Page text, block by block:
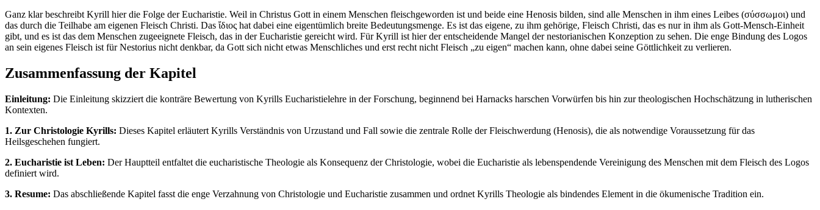
Ganz klar beschreibt Kyrill hier die Folge der Eucharistie. Weil in Christus Gott in einem Menschen fleischgeworden ist und beide eine Henosis bilden, sind alle Menschen in ihm eines Leibes (σύσσωμοι) und
das durch die Teilhabe am eigenen Fleisch Christi. Das ἴδιος hat dabei eine eigentümlich breite Bedeutungsmenge. Es ist das eigene, zu ihm gehörige, Fleisch Christi, das es nur in ihm als Gott-Mensch-Einheit
gibt, und es ist das dem Menschen zugeeignete Fleisch, das in der Eucharistie gereicht wird. Für Kyrill ist hier der entscheidende Mangel der nestorianischen Konzeption zu sehen. Die enge Bindung des Logos
an sein eigenes Fleisch ist für Nestorius nicht denkbar, da Gott sich nicht etwas Menschliches und erst recht nicht Fleisch „zu eigen“ machen kann, ohne dabei seine Göttlichkeit zu verlieren.
Zusammenfassung der Kapitel
Einleitung: Die Einleitung skizziert die konträre Bewertung von Kyrills Eucharistielehre in der Forschung, beginnend bei Harnacks harschen Vorwürfen bis hin zur theologischen Hochschätzung in lutherischen
Kontexten.
1. Zur Christologie Kyrills: Dieses Kapitel erläutert Kyrills Verständnis von Urzustand und Fall sowie die zentrale Rolle der Fleischwerdung (Henosis), die als notwendige Voraussetzung für das
Heilsgeschehen fungiert.
2. Eucharistie ist Leben: Der Hauptteil entfaltet die eucharistische Theologie als Konsequenz der Christologie, wobei die Eucharistie als lebenspendende Vereinigung des Menschen mit dem Fleisch des Logos
definiert wird.
3. Resume: Das abschließende Kapitel fasst die enge Verzahnung von Christologie und Eucharistie zusammen und ordnet Kyrills Theologie als bindendes Element in die ökumenische Tradition ein.